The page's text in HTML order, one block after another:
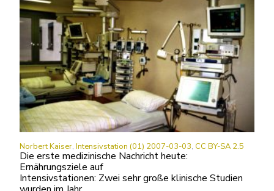
Norbert Kaiser, Intensivstation (01) 2007-03-03, CC BY-SA 2.5
Die erste medizinische Nachricht heute:
Ernährungsziele auf
Intensivstationen: Zwei sehr große klinische Studien